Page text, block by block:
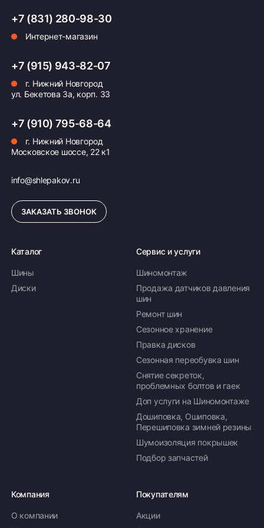
Возможна картой, наличными при получении,
также доступно оформление кредита и
формирование счёта для Юр.Лица
ПОДРОБНЕЕ ОБ ОПЛАТЕ
+7 (831) 280-98-30
Интернет-магазин
+7 (915) 943-82-07
г. Нижний Новгород
ул. Бекетова 3а, корп. 33
+7 (910) 795-68-64
г. Нижний Новгород
Московское шоссе, 22 к1
info@shlepakov.ru
ЗАКАЗАТЬ ЗВОНОК
Каталог
Шины
Диски
Сервис и услуги
Шиномонтаж
Продажа датчиков давления
шин
Ремонт шин
Сезонное хранение
Правка дисков
Сезонная переобувка шин
Снятие секреток,
проблемных болтов и гаек
Доп услуги на Шиномонтаже
Дошиповка, Ошиповка,
Перешиповка зимней резины
Шумоизоляция покрышек
Подбор запчастей
Компания
О компании
Покупателям
Акции